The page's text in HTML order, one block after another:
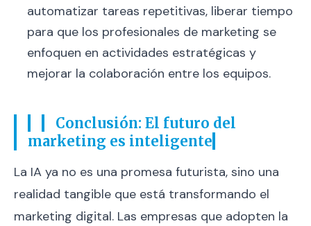
automatizar tareas repetitivas, liberar tiempo
para que los profesionales de marketing se
enfoquen en actividades estratégicas y
mejorar la colaboración entre los equipos.
Conclusión: El futuro del
marketing es inteligente
La IA ya no es una promesa futurista, sino una
realidad tangible que está transformando el
marketing digital. Las empresas que adopten la